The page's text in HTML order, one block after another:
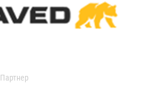
Партнер